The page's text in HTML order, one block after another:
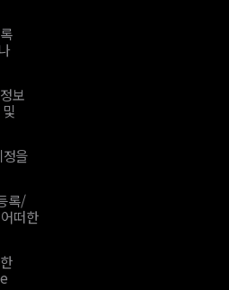
보
을
록/
떠한